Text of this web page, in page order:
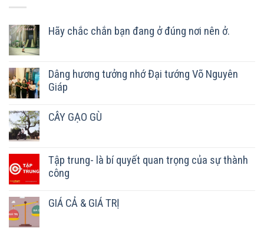
Hãy chắc chắn bạn đang ở đúng nơi nên ở.
Dâng hương tưởng nhớ Đại tướng Võ Nguyên
Giáp
CÂY GẠO GÙ
Tập trung- là bí quyết quan trọng của sự thành
công
GIÁ CẢ & GIÁ TRỊ